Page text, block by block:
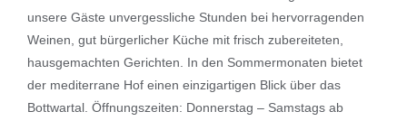
unsere Gäste unvergessliche Stunden bei hervorragenden
Weinen, gut bürgerlicher Küche mit frisch zubereiteten,
hausgemachten Gerichten. In den Sommermonaten bietet
der mediterrane Hof einen einzigartigen Blick über das
Bottwartal. Öffnungszeiten: Donnerstag – Samstags ab